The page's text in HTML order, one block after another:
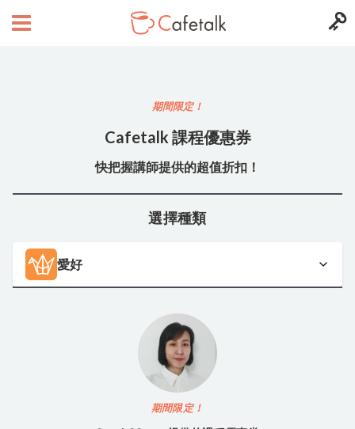
期間限定！
Cafetalk 課程優惠券
快把握講師提供的超值折扣！
選擇種類
愛好
期間限定！